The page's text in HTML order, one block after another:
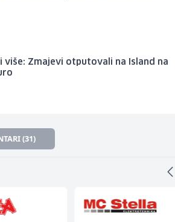
više: Zmajevi otputovali na Island na
(31)